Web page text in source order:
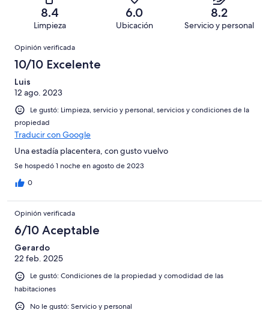
opiniones
opiniones
de
opiniones
Basada
de
opiniones
Terrible.
Basada
de
84
opiniones
8.4
Limpieza
6.0
Ubicación
8.2
Servicio y personal
Opiniones
Opinión verificada
10/10 Excelente
Luis
12 ago. 2023
Le gustó: Limpieza, servicio y personal, servicios y condiciones de la
propiedad
Traducir con Google
Una estadía placentera, con gusto vuelvo
Se hospedó 1 noche en agosto de 2023
0
Opinión verificada
6/10 Aceptable
Gerardo
22 feb. 2025
Le gustó: Condiciones de la propiedad y comodidad de las
habitaciones
No le gustó: Servicio y personal